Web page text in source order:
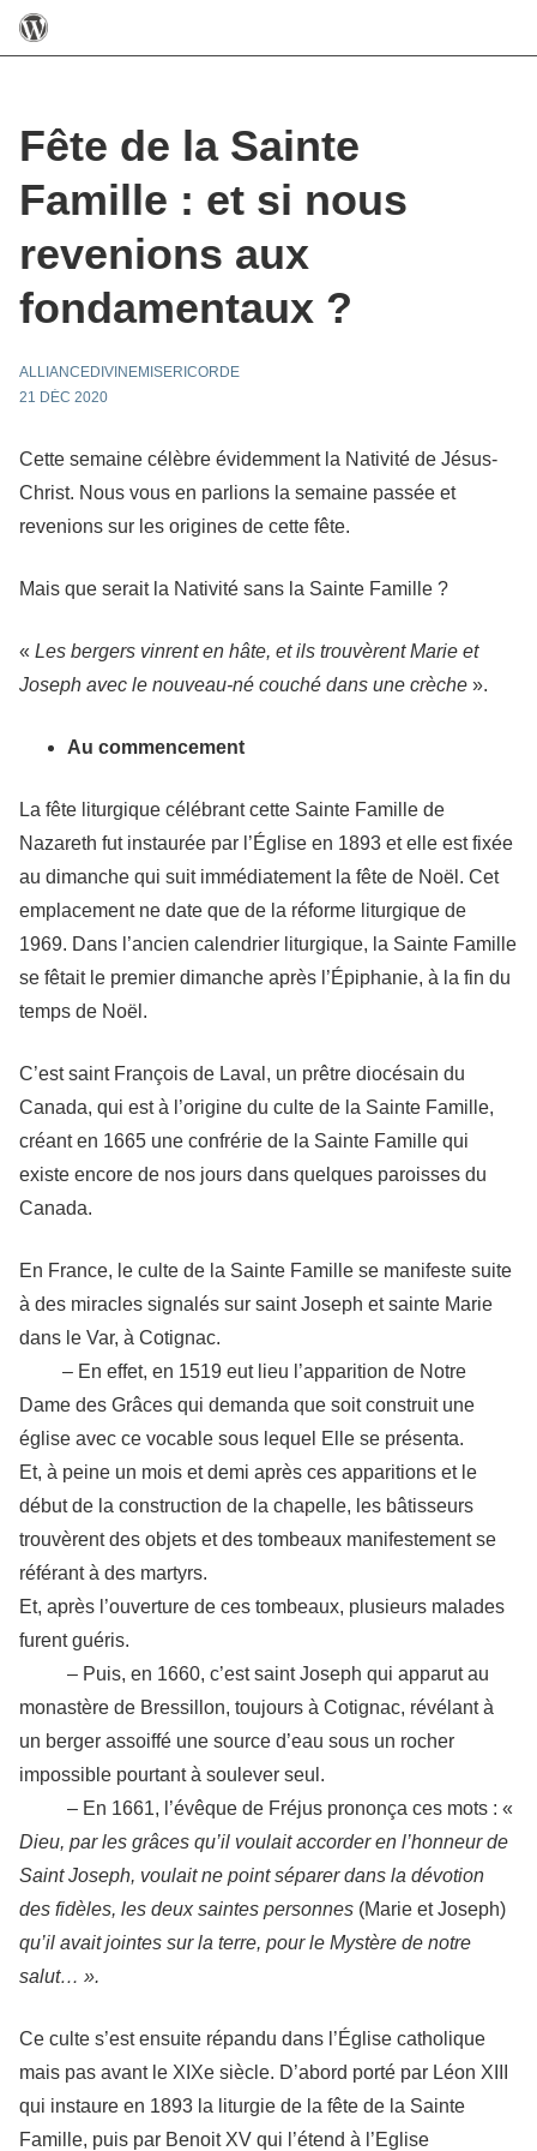
Fête de la Sainte
Famille : et si nous
revenions aux
fondamentaux ?
ALLIANCEDIVINEMISERICORDE
21 DÉC 2020
Cette semaine célèbre évidemment la Nativité de Jésus-
Christ. Nous vous en parlions la semaine passée et
revenions sur les origines de cette fête.
Mais que serait la Nativité sans la Sainte Famille ?
« Les bergers vinrent en hâte, et ils trouvèrent Marie et
Joseph avec le nouveau-né couché dans une crèche ».
Au commencement
La fête liturgique célébrant cette Sainte Famille de
Nazareth fut instaurée par l’Église en 1893 et elle est fixée
au dimanche qui suit immédiatement la fête de Noël. Cet
emplacement ne date que de la réforme liturgique de
1969. Dans l’ancien calendrier liturgique, la Sainte Famille
se fêtait le premier dimanche après l’Épiphanie, à la fin du
temps de Noël.
C’est saint François de Laval, un prêtre diocésain du
Canada, qui est à l’origine du culte de la Sainte Famille,
créant en 1665 une confrérie de la Sainte Famille qui
existe encore de nos jours dans quelques paroisses du
Canada.
En France, le culte de la Sainte Famille se manifeste suite
à des miracles signalés sur saint Joseph et sainte Marie
dans le Var, à Cotignac.
– En effet, en 1519 eut lieu l’apparition de Notre
Dame des Grâces qui demanda que soit construit une
église avec ce vocable sous lequel Elle se présenta.
Et, à peine un mois et demi après ces apparitions et le
début de la construction de la chapelle, les bâtisseurs
trouvèrent des objets et des tombeaux manifestement se
référant à des martyrs.
Et, après l’ouverture de ces tombeaux, plusieurs malades
furent guéris.
– Puis, en 1660, c’est saint Joseph qui apparut au
monastère de Bressillon, toujours à Cotignac, révélant à
un berger assoiffé une source d’eau sous un rocher
impossible pourtant à soulever seul.
– En 1661, l’évêque de Fréjus prononça ces mots : «
Dieu, par les grâces qu’il voulait accorder en l’honneur de
Saint Joseph, voulait ne point séparer dans la dévotion
des fidèles, les deux saintes personnes (Marie et Joseph)
qu’il avait jointes sur la terre, pour le Mystère de notre
salut… ».
Ce culte s’est ensuite répandu dans l’Église catholique
mais pas avant le XIXe siècle. D’abord porté par Léon XIII
qui instaure en 1893 la liturgie de la fête de la Sainte
Famille, puis par Benoit XV qui l’étend à l’Eglise